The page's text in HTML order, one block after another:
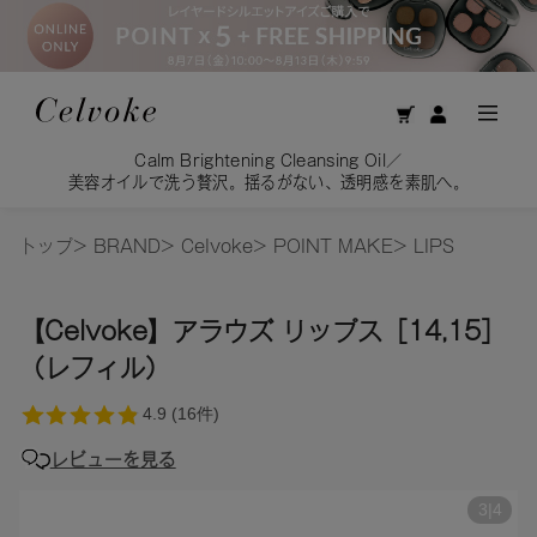
お得な定期購入コースはこちら
トップ> BRAND> Celvoke> POINT MAKE> LIPS
【Celvoke】アラウズ リップス［14,15］
（レフィル）
レビューを見る
3 4